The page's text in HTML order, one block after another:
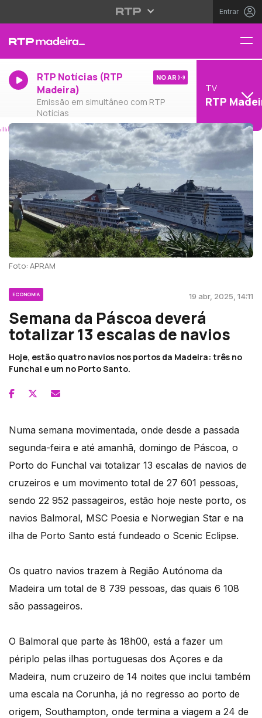
Entrar
RTP Notícias (RTP
Madeira)
Emissão em simultâneo com RTP
Notícias
NO AR
TV
RTP
Foto: APRAM
ECONOMIA 19 abr, 2025, 14:11
Semana da Páscoa deverá
totalizar 13 escalas de navios
Hoje, estão quatro navios nos portos da Madeira: três no
Funchal e um no Porto Santo.
Numa semana movimentada, onde desde a passada
segunda-feira e até amanhã, domingo de Páscoa, o
Porto do Funchal vai totalizar 13 escalas de navios de
cruzeiros e um movimento total de 27 601 pessoas,
sendo 22 952 passageiros, estão hoje neste porto, os
navios Balmoral, MSC Poesia e Norwegian Star e na
ilha de Porto Santo está fundeado o Scenic Eclipse.
Os quatro navios trazem à Região Autónoma da
Madeira um total de 8 739 pessoas, das quais 6 108
são passageiros.
O Balmoral que parte às 18h00, está a fazer um
périplo pelas ilhas portuguesas dos Açores e da
Madeira, num cruzeiro de 14 noites que inclui também
uma escala na Corunha, já no regresso ao porto de
origem, Southampton, onde termina a viagem a 24 de